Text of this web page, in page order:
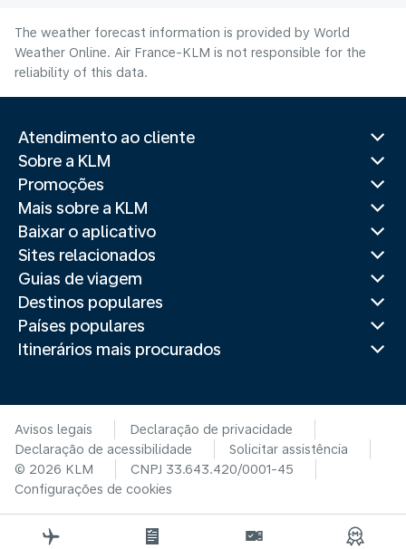
The weather forecast information is provided by World
Weather Online. Air France-KLM is not responsible for the
reliability of this data.
Atendimento ao cliente
Sobre a KLM
Promoções
Mais sobre a KLM
Baixar o aplicativo
Sites relacionados
Guias de viagem
Destinos populares
Países populares
Itinerários mais procurados
Avisos legais
Declaração de privacidade
Declaração de acessibilidade
Solicitar assistência
© 2026 KLM
CNPJ 33.643.420/0001-45
Configurações de cookies